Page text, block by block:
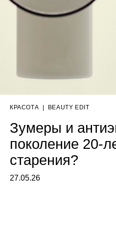
КРАСОТА BEAUTY EDIT
Зумеры и
поколение 20-
старения?
27.05.26